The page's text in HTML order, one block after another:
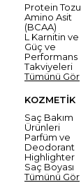
Protein Tozu
Amino Asit
(BCAA)
L Karnitin ve
Güç ve
Performans
Takviyeleri
Tümünü Gör
KOZMETİK
Saç Bakım
Ürünleri
Parfüm ve
Deodorant
Highlighter
Saç Boyası
Tümünü Gör